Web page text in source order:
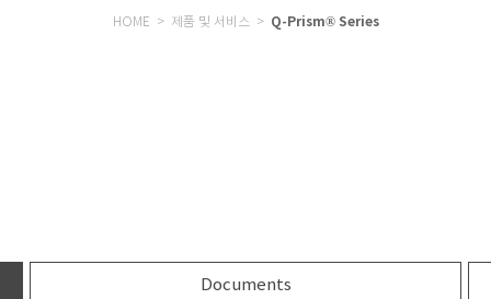
HOME > 제품 및 서비스 > Q-Prism® Series
Documents